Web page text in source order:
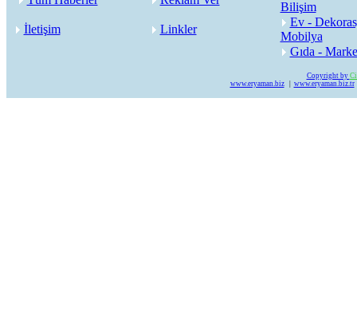
Bilişim
İletişim
Linkler
Ev -
Mobilya
Gıda -
Copyright by
www.eryaman.biz| www.eryaman.biz.tr